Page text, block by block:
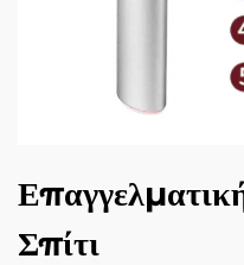
Σπίτι